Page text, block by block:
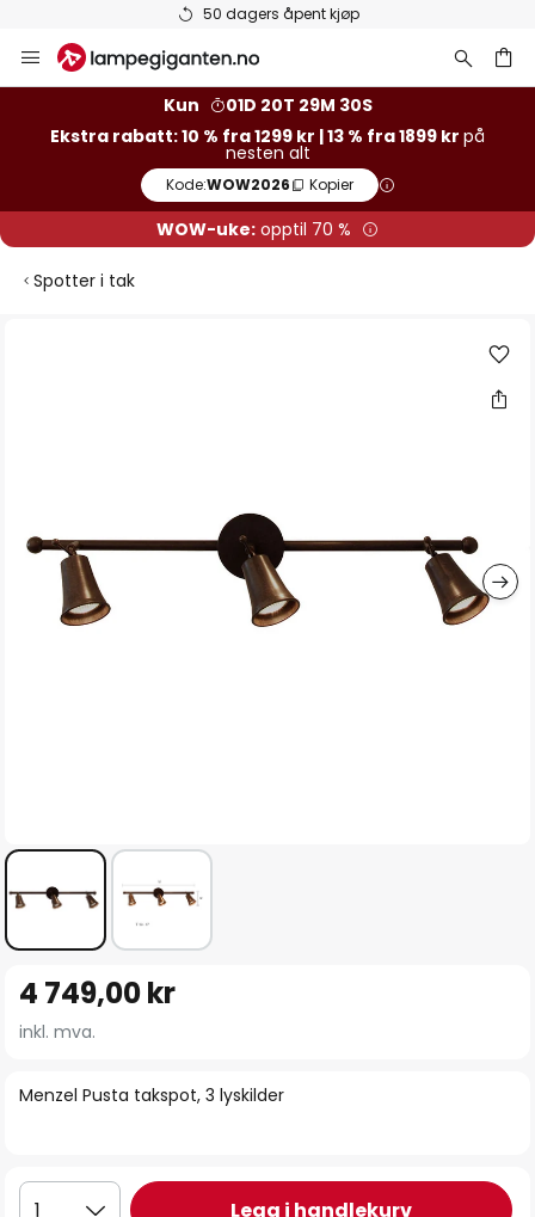
Varer på lager sendes raskt
Hopp
til
Kun
01D 20T 29M 29S
Ekstra rabatt: 10 % fra 1299 kr | 13 % fra 1899 kr på
nesten alt
Kode:WOW2026 Kopier
WOW-uke: opptil 70 %
Spotter i tak
begynnelsen
bildegalleri
Menzel Pusta takspot, 3 lyskilder
4 749,00 kr
inkl. mva.
1 Legg i handlekurv